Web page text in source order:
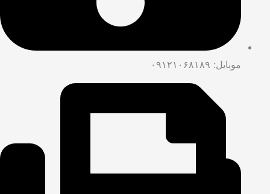
موبایل: ۰۹۱۲۱۰۶۸۱۸۹